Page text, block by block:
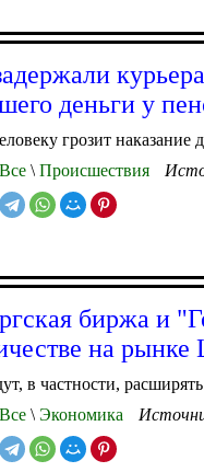
деньги у
грозит наказание
Все \ Происшествия
биржа и
на
в частности,
Все \ Экономика